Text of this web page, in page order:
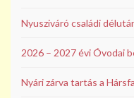
Nyusziváró családi
2026 – 2027 évi Óvodai
Nyári zárva tartás a